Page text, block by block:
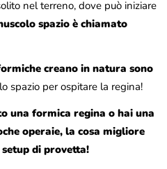
nel terreno, dove può iniziare
spazio è chiamato
creano in natura sono
spazio per ospitare la regina!
una formica regina o hai una
operaie, la cosa migliore
di provetta!